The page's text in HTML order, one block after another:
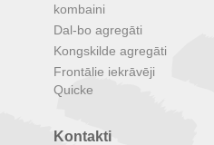
kombaini
Dal-bo agregāti
Kongskilde agregāti
Frontālie iekrāvēji
Quicke
Kontakti